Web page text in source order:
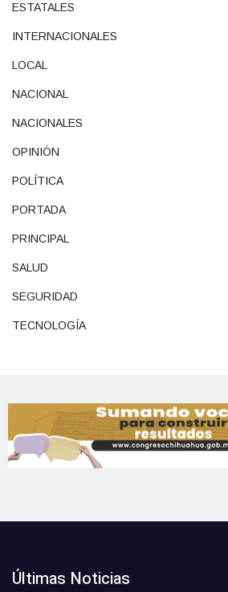
ESTATALES
INTERNACIONALES
LOCAL
NACIONAL
NACIONALES
OPINIÓN
POLÍTICA
PORTADA
PRINCIPAL
SALUD
SEGURIDAD
TECNOLOGÍA
Últimas Noticias